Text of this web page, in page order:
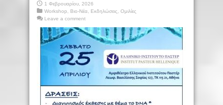
1 Φεβρουαρίου, 2026
Workshop
Βιο-Νέα Εκδηλώσεις
Ομιλίες
Leave a comment